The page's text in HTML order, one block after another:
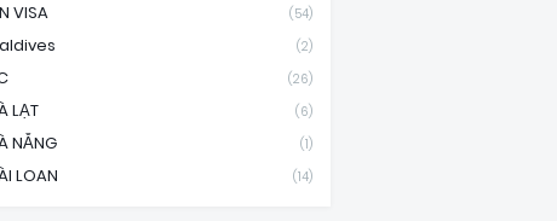
VISA (54)
(2)
(26)
LẠT (6)
NẴNG (1)
LOAN (14)